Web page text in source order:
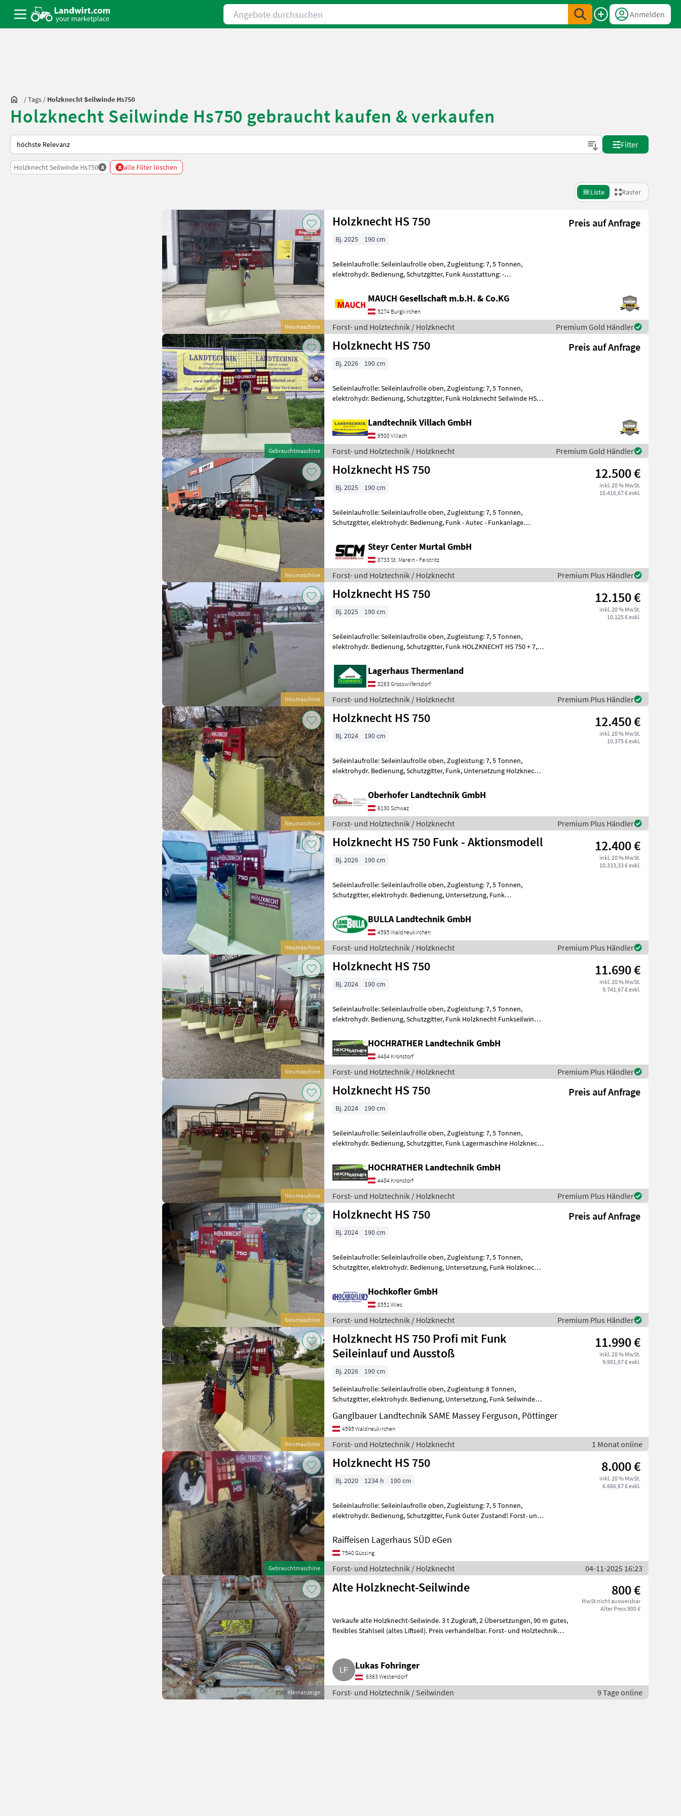
Angebote durchsuchen
Anmelden
/Tags / Holzknecht Seilwinde Hs750
Holzknecht Seilwinde Hs750 gebraucht kaufen & verkaufen
So wird auf Landwirt.com sortiert
Filter
Holzknecht Seilwinde Hs750 x x alle Filter löschen
Liste Raster
Neumaschine
Holzknecht HS 750 Preis auf Anfrage
Bj. 2025 190 cm
Seileinlaufrolle: Seileinlaufrolle oben, Zugleistung: 7, 5 Tonnen,
elektrohydr. Bedienung, Schutzgitter, Funk Ausstattung: -
MAUCH Gesellschaft m.b.H. & Co.KG
5274 Burgkirchen
Forst- und Holztechnik / Holzknecht Premium Gold Händler
Gebrauchtmaschine
Holzknecht HS 750 Preis auf Anfrage
Bj. 2026 190 cm
Seileinlaufrolle: Seileinlaufrolle oben, Zugleistung: 7, 5 Tonnen,
elektrohydr. Bedienung, Schutzgitter, Funk Holzknecht Seilwinde HS
Landtechnik Villach GmbH
9500 Villach
Forst- und Holztechnik / Holzknecht Premium Gold Händler
Neumaschine
Holzknecht HS 750 12.500 €
inkl. 20 % MwSt.
10.416,67 € exkl.
Bj. 2025 190 cm
Seileinlaufrolle: Seileinlaufrolle oben, Zugleistung: 7, 5 Tonnen,
Schutzgitter, elektrohydr. Bedienung, Funk - Autec - Funkanlage
Steyr Center Murtal GmbH
8733 St. Marein - Feistritz
Forst- und Holztechnik / Holzknecht Premium Plus Händler
Neumaschine
Holzknecht HS 750 12.150 €
inkl. 20 % MwSt.
10.125 € exkl.
Bj. 2025 190 cm
Seileinlaufrolle: Seileinlaufrolle oben, Zugleistung: 7, 5 Tonnen,
elektrohydr. Bedienung, Schutzgitter, Funk HOLZKNECHT HS 750 + 7, 5
Lagerhaus Thermenland
8263 Grosswilfersdorf
Forst- und Holztechnik / Holzknecht Premium Plus Händler
Neumaschine
Holzknecht HS 750 12.450 €
inkl. 20 % MwSt.
10.375 € exkl.
Bj. 2024 190 cm
Seileinlaufrolle: Seileinlaufrolle oben, Zugleistung: 7, 5 Tonnen,
elektrohydr. Bedienung, Schutzgitter, Funk, Untersetzung Holzknecht
Oberhofer Landtechnik GmbH
6130 Schwaz
Forst- und Holztechnik / Holzknecht Premium Plus Händler
Neumaschine
Holzknecht HS 750 Funk - Aktionsmodell 12.400 €
inkl. 20 % MwSt.
10.333,33 € exkl.
Bj. 2026 190 cm
Seileinlaufrolle: Seileinlaufrolle oben, Zugleistung: 7, 5 Tonnen,
Schutzgitter, elektrohydr. Bedienung, Untersetzung, Funk
BULLA Landtechnik GmbH
4595 Waldneukirchen
Forst- und Holztechnik / Holzknecht Premium Plus Händler
Neumaschine
Holzknecht HS 750 11.690 €
inkl. 20 % MwSt.
9.741,67 € exkl.
Bj. 2024 190 cm
Seileinlaufrolle: Seileinlaufrolle oben, Zugleistung: 7, 5 Tonnen,
elektrohydr. Bedienung, Schutzgitter, Funk Holzknecht Funkseilwinde
HOCHRATHER Landtechnik GmbH
4484 Kronstorf
Forst- und Holztechnik / Holzknecht Premium Plus Händler
Neumaschine
Holzknecht HS 750 Preis auf Anfrage
Bj. 2024 190 cm
Seileinlaufrolle: Seileinlaufrolle oben, Zugleistung: 7, 5 Tonnen,
elektrohydr. Bedienung, Schutzgitter, Funk Lagermaschine Holzknecht
HOCHRATHER Landtechnik GmbH
4484 Kronstorf
Forst- und Holztechnik / Holzknecht Premium Plus Händler
Neumaschine
Holzknecht HS 750 Preis auf Anfrage
Bj. 2024 190 cm
Seileinlaufrolle: Seileinlaufrolle oben, Zugleistung: 7, 5 Tonnen,
Schutzgitter, elektrohydr. Bedienung, Untersetzung, Funk Holzknecht
Hochkofler GmbH
8551 Wies
Forst- und Holztechnik / Holzknecht Premium Plus Händler
Neumaschine
Holzknecht HS 750 Profi mit Funk
Seileinlauf und Ausstoß
11.990 €
inkl. 20 % MwSt.
9.991,67 € exkl.
Bj. 2026
190 cm
Seileinlaufrolle: Seileinlaufrolle oben, Zugleistung: 8 Tonnen,
Schutzgitter, elektrohydr. Bedienung, Untersetzung, Funk Seilwinde
Ganglbauer Landtechnik SAME Massey Ferguson, Pöttinger
4595 Waldneukirchen
Forst- und Holztechnik / Holzknecht 1 Monat online
Gebrauchtmaschine
Holzknecht HS 750 8.000 €
inkl. 20 % MwSt.
6.666,67 € exkl.
Bj. 2020 1234 h 190 cm
Seileinlaufrolle: Seileinlaufrolle oben, Zugleistung: 7, 5 Tonnen,
elektrohydr. Bedienung, Schutzgitter, Funk Guter Zustand! Forst- und
Raiffeisen Lagerhaus SÜD eGen
7540 Güssing
Forst- und Holztechnik / Holzknecht 04-11-2025 16:23
Kleinanzeige
Alte Holzknecht-Seilwinde 800 €
MwSt nicht ausweisbar
Alter Preis 900 €
Verkaufe alte Holzknecht-Seilwinde. 3 t Zugkraft, 2 Übersetzungen, 90 m gutes,
flexibles Stahlseil (altes Liftseil). Preis verhandelbar. Forst- und Holztechnik
Lukas Fohringer
6363 Westendorf
Forst- und Holztechnik / Seilwinden 9 Tage online